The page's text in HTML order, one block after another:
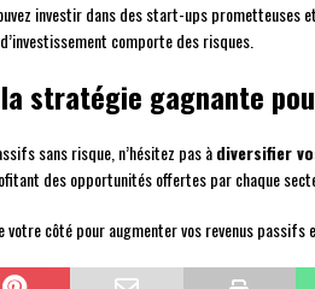
investir dans des start-ups
comporte des risques.
stratégie gagnante
sans risque, n’hésitez pas àdiversifier
des opportunités offertes par chaque
côté pour augmenter vos revenus